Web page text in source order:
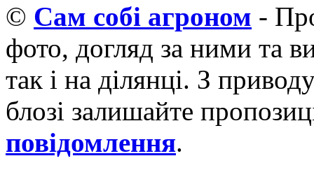
© Cам собі агроном -
фото, догляд за ними та
так і на ділянці. З
блозі залишайте
повідомлення.